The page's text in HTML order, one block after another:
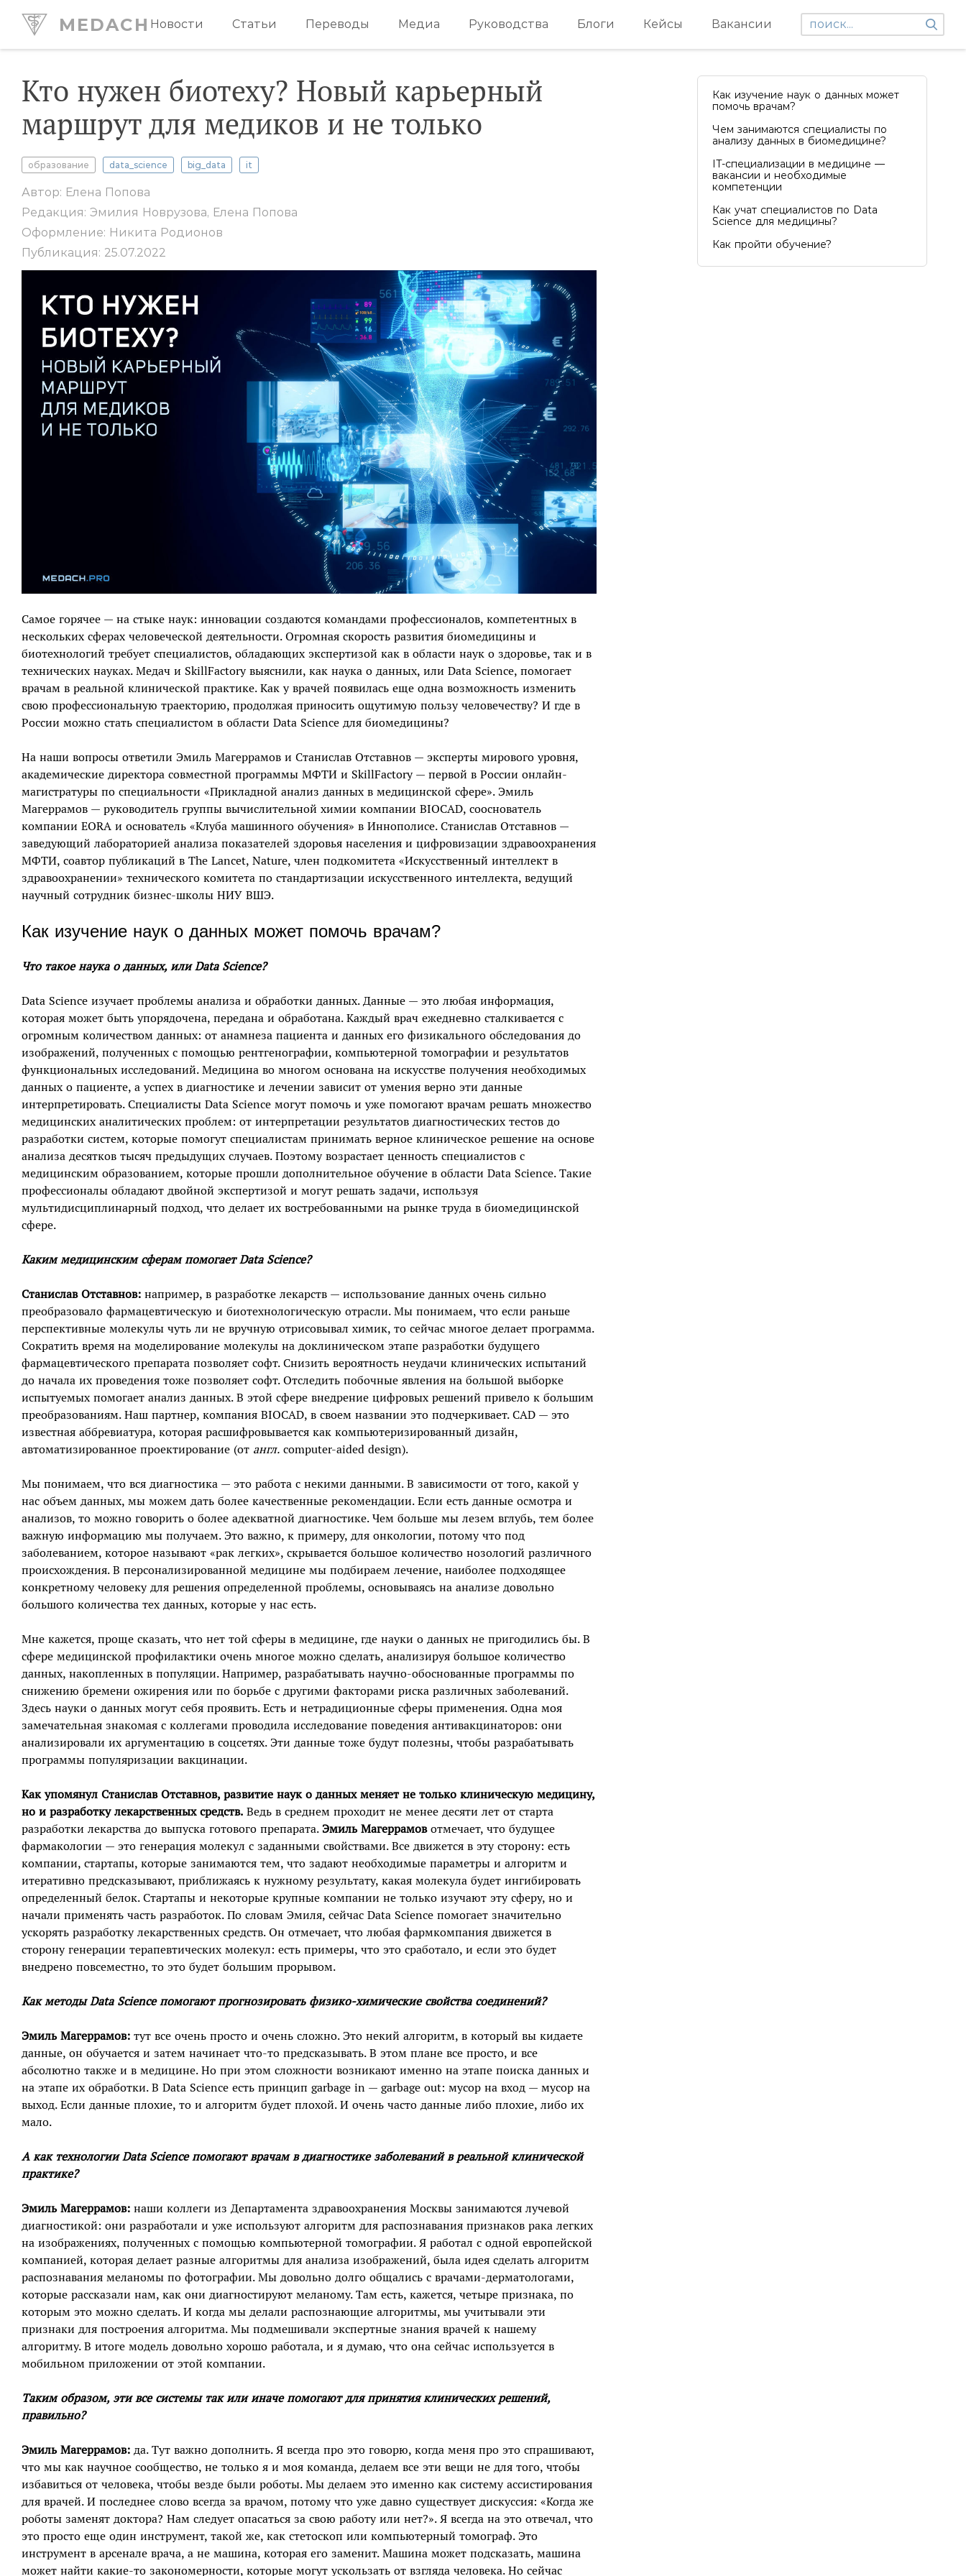
MEDACH Новости Статьи Переводы Медиа Руководства Блоги Кейсы Вакансии
Кто нужен биотеху? Новый карьерный
маршрут для медиков и не только
образование data_science big_data it
Автор: Елена Попова
Редакция: Эмилия Новрузова, Елена Попова
Оформление: Никита Родионов
Публикация: 25.07.2022
Самое горячее — на стыке наук: инновации создаются командами профессионалов, компетентных в
нескольких сферах человеческой деятельности. Огромная скорость развития биомедицины и
биотехнологий требует специалистов, обладающих экспертизой как в области наук о здоровье, так и в
технических науках. Медач и SkillFactory выяснили, как наука о данных, или Data Science, помогает
врачам в реальной клинической практике. Как у врачей появилась еще одна возможность изменить
свою профессиональную траекторию, продолжая приносить ощутимую пользу человечеству? И где в
России можно стать специалистом в области Data Science для биомедицины?
На наши вопросы ответили Эмиль Магеррамов и Станислав Отставнов — эксперты мирового уровня,
академические директора совместной программы МФТИ и SkillFactory — первой в России онлайн-
магистратуры по специальности «Прикладной анализ данных в медицинской сфере». Эмиль
Магеррамов — руководитель группы вычислительной химии компании BIOCAD, сооснователь
компании EORA и основатель «Клуба машинного обучения» в Иннополисе. Станислав Отставнов —
заведующий лабораторией анализа показателей здоровья населения и цифровизации здравоохранения
МФТИ, соавтор публикаций в The Lancet, Nature, член подкомитета «Искусственный интеллект в
здравоохранении» технического комитета по стандартизации искусственного интеллекта, ведущий
научный сотрудник бизнес-школы НИУ ВШЭ.
Как изучение наук о данных может помочь врачам?
Что такое наука о данных, или Data Science?
Data Science изучает проблемы анализа и обработки данных. Данные — это любая информация,
которая может быть упорядочена, передана и обработана. Каждый врач ежедневно сталкивается с
огромным количеством данных: от анамнеза пациента и данных его физикального обследования до
изображений, полученных с помощью рентгенографии, компьютерной томографии и результатов
функциональных исследований. Медицина во многом основана на искусстве получения необходимых
данных о пациенте, а успех в диагностике и лечении зависит от умения верно эти данные
интерпретировать. Специалисты Data Science могут помочь и уже помогают врачам решать множество
медицинских аналитических проблем: от интерпретации результатов диагностических тестов до
разработки систем, которые помогут специалистам принимать верное клиническое решение на основе
анализа десятков тысяч предыдущих случаев. Поэтому возрастает ценность специалистов с
медицинским образованием, которые прошли дополнительное обучение в области Data Science. Такие
профессионалы обладают двойной экспертизой и могут решать задачи, используя
мультидисциплинарный подход, что делает их востребованными на рынке труда в биомедицинской
сфере.
Каким медицинским сферам помогает Data Science?
Станислав Отставнов: например, в разработке лекарств — использование данных очень сильно
преобразовало фармацевтическую и биотехнологическую отрасли. Мы понимаем, что если раньше
перспективные молекулы чуть ли не вручную отрисовывал химик, то сейчас многое делает программа.
Сократить время на моделирование молекулы на доклиническом этапе разработки будущего
фармацевтического препарата позволяет софт. Снизить вероятность неудачи клинических испытаний
до начала их проведения тоже позволяет софт. Отследить побочные явления на большой выборке
испытуемых помогает анализ данных. В этой сфере внедрение цифровых решений привело к большим
преобразованиям. Наш партнер, компания BIOCAD, в своем названии это подчеркивает. CAD — это
известная аббревиатура, которая расшифровывается как компьютеризированный дизайн,
автоматизированное проектирование (от англ. computer-aided design).
Мы понимаем, что вся диагностика — это работа с некими данными. В зависимости от того, какой у
нас объем данных, мы можем дать более качественные рекомендации. Если есть данные осмотра и
анализов, то можно говорить о более адекватной диагностике. Чем больше мы лезем вглубь, тем более
важную информацию мы получаем. Это важно, к примеру, для онкологии, потому что под
заболеванием, которое называют «рак легких», скрывается большое количество нозологий различного
происхождения. В персонализированной медицине мы подбираем лечение, наиболее подходящее
конкретному человеку для решения определенной проблемы, основываясь на анализе довольно
большого количества тех данных, которые у нас есть.
Мне кажется, проще сказать, что нет той сферы в медицине, где науки о данных не пригодились бы. В
сфере медицинской профилактики очень многое можно сделать, анализируя большое количество
данных, накопленных в популяции. Например, разрабатывать научно-обоснованные программы по
снижению бремени ожирения или по борьбе с другими факторами риска различных заболеваний.
Здесь науки о данных могут себя проявить. Есть и нетрадиционные сферы применения. Одна моя
замечательная знакомая с коллегами проводила исследование поведения антивакцинаторов: они
анализировали их аргументацию в соцсетях. Эти данные тоже будут полезны, чтобы разрабатывать
программы популяризации вакцинации.
Как упомянул Станислав Отставнов, развитие наук о данных меняет не только клиническую медицину,
но и разработку лекарственных средств. Ведь в среднем проходит не менее десяти лет от старта
разработки лекарства до выпуска готового препарата. Эмиль Магеррамовотмечает, что будущее
фармакологии — это генерация молекул с заданными свойствами. Все движется в эту сторону: есть
компании, стартапы, которые занимаются тем, что задают необходимые параметры и алгоритм и
итеративно предсказывают, приближаясь к нужному результату, какая молекула будет ингибировать
определенный белок. Стартапы и некоторые крупные компании не только изучают эту сферу, но и
начали применять часть разработок. По словам Эмиля, сейчас Data Science помогает значительно
ускорять разработку лекарственных средств. Он отмечает, что любая фармкомпания движется в
сторону генерации терапевтических молекул: есть примеры, что это сработало, и если это будет
внедрено повсеместно, то это будет большим прорывом.
Как методы Data Science помогают прогнозировать физико-химические свойства соединений?
Эмиль Магеррамов: тут все очень просто и очень сложно. Это некий алгоритм, в который вы кидаете
данные, он обучается и затем начинает что-то предсказывать. В этом плане все просто, и все
абсолютно также и в медицине. Но при этом сложности возникают именно на этапе поиска данных и
на этапе их обработки. В Data Science есть принцип garbage in — garbage out: мусор на вход — мусор на
выход. Если данные плохие, то и алгоритм будет плохой. И очень часто данные либо плохие, либо их
мало.
А как технологии Data Science помогают врачам в диагностике заболеваний в реальной клинической
практике?
Эмиль Магеррамов: наши коллеги из Департамента здравоохранения Москвы занимаются лучевой
диагностикой: они разработали и уже используют алгоритм для распознавания признаков рака легких
на изображениях, полученных с помощью компьютерной томографии. Я работал с одной европейской
компанией, которая делает разные алгоритмы для анализа изображений, была идея сделать алгоритм
распознавания меланомы по фотографии. Мы довольно долго общались с врачами-дерматологами,
которые рассказали нам, как они диагностируют меланому. Там есть, кажется, четыре признака, по
которым это можно сделать. И когда мы делали распознающие алгоритмы, мы учитывали эти
признаки для построения алгоритма. Мы подмешивали экспертные знания врачей к нашему
алгоритму. В итоге модель довольно хорошо работала, и я думаю, что она сейчас используется в
мобильном приложении от этой компании.
Таким образом, эти все системы так или иначе помогают для принятия клинических решений,
правильно?
Эмиль Магеррамов: да. Тут важно дополнить. Я всегда про это говорю, когда меня про это спрашивают,
что мы как научное сообщество, не только я и моя команда, делаем все эти вещи не для того, чтобы
избавиться от человека, чтобы везде были роботы. Мы делаем это именно как систему ассистирования
для врачей. И последнее слово всегда за врачом, потому что уже давно существует дискуссия: «Когда же
роботы заменят доктора? Нам следует опасаться за свою работу или нет?». Я всегда на это отвечал, что
это просто еще один инструмент, такой же, как стетоскоп или компьютерный томограф. Это
инструмент в арсенале врача, а не машина, которая его заменит. Машина может подсказать, машина
может найти какие-то закономерности, которые могут ускользать от взгляда человека. Но сейчас
Как изучение наук о данных может
помочь врачам?
Чем занимаются специалисты по
анализу данных в биомедицине?
IT-специализации в медицине —
вакансии и необходимые
компетенции
Как учат специалистов по Data
Science для медицины?
Как пройти обучение?